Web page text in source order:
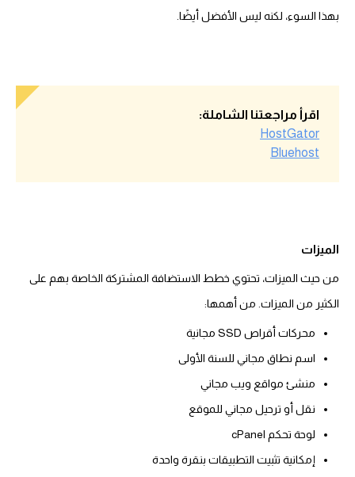
بهذا السوء، لكنه ليس الأفضل أيضًا.
اقرأ مراجعتنا الشاملة:
HostGator
Bluehost
الميزات
من حيث الميزات، تحتوي خطط الاستضافة المشتركة الخاصة بهم على
الكثير من الميزات. من أهمها:
محركات أقراص SSD مجانية
اسم نطاق مجاني للسنة الأولى
منشئ مواقع ويب مجاني
نقل أو ترحيل مجاني للموقع
لوحة تحكم cPanel
إمكانية تثبيت التطبيقات بنقرة واحدة